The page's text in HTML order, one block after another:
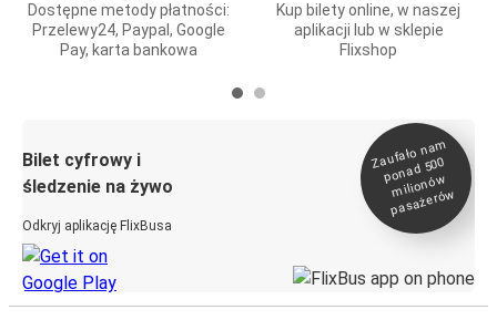
Dostępne metody płatności:
Przelewy24, Paypal, Google
Pay, karta bankowa
Kup bilety online, w naszej
aplikacji lub w sklepie
Flixshop
Bilet cyfrowy i
śledzenie na żywo
Odkryj aplikację FlixBusa
Zaufało na
m
ponad 500
milionó
w
pasażeró
w